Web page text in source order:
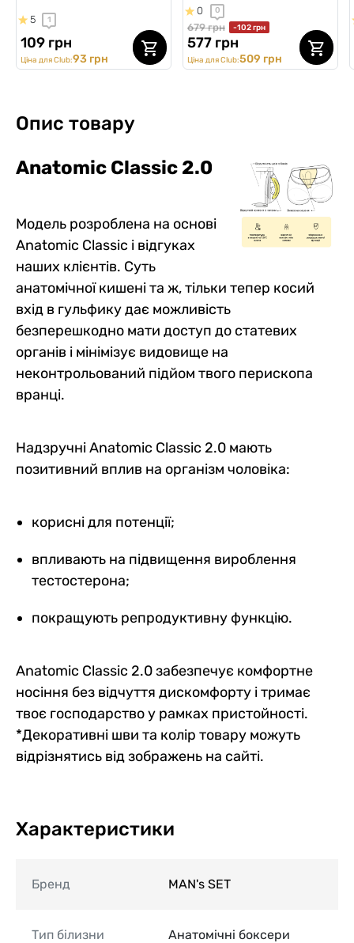
5 1
109 грн
Ціна для Club:93 грн
0 0
679 грн -102 грн
577 грн
Ціна для Club:509 грн
Опис товару
Anatomic Classic 2.0
Модель розроблена на основі
Anatomic Classic і відгуках
наших клієнтів. Суть
анатомічної кишені та ж, тільки тепер косий
вхід в гульфику дає можливість
безперешкодно мати доступ до статевих
органів і мінімізує видовище на
неконтрольований підйом твого перископа
вранці.
Надзручні Anatomic Classic 2.0 мають
позитивний вплив на організм чоловіка:
корисні для потенції;
впливають на підвищення вироблення
тестостерона;
покращують репродуктивну функцію.
Anatomic Classic 2.0 забезпечує комфортне
носіння без відчуття дискомфорту і тримає
твоє господарство у рамках пристойності.
*Декоративні шви та колір товару можуть
відрізнятись від зображень на сайті.
Характеристики
Бренд MAN's SET
Тип білизни Анатомічні боксери